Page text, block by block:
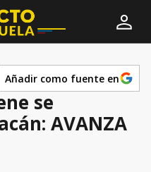
Añadir como fuente en
se
AVANZA